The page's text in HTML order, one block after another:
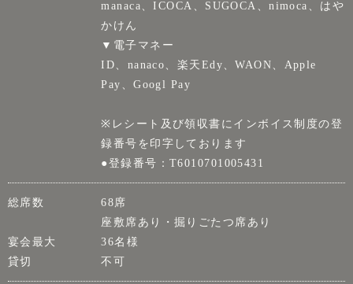
manaca、ICOCA、SUGOCA、nimoca、はや
かけん
▼電子マネー
ID、nanaco、楽天Edy、WAON、Apple
Pay、Googl Pay
※レシート及び領収書にインボイス制度の登
録番号を印字しております
●登録番号：T6010701005431
総席数
68席
座敷席あり・掘りごたつ席あり
宴会最大
36名様
貸切
不可